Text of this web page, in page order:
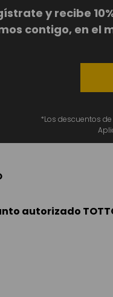
y recibe
contigo, en el
*Los descuentos
autorizado